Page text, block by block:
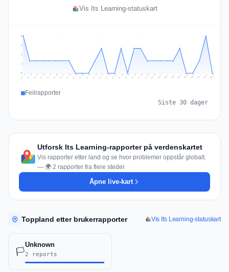
Vis Its Learning-statuskart
1
2
2
3
Jul 11 Jul 12 Jul 13 Jul 14 Jul 15 Jul 16 Jul 17 Jul 18 Jul 19 Jul 20 Jul 21 Jul 22 Jul 23 Jul 24 Jul 25 Jul 26 Jul 27 Jul 28 Jul 29 Jul 30 Jul 31 Aug 1 Aug 2 Aug 3 Aug 4 Aug 5 Aug 6 Aug 7 Aug 8 Aug 9
Feilrapporter
Siste 30 dager
Utforsk Its Learning-rapporter på verdenskartet
Vis rapporter etter land og se hvor problemer oppstår globalt.
— 🌍 2 rapporter fra flere steder
Åpne live-kart
Toppland etter brukerrapporter Vis Its Learning-statuskart
🏳️
Unknown
2 reports